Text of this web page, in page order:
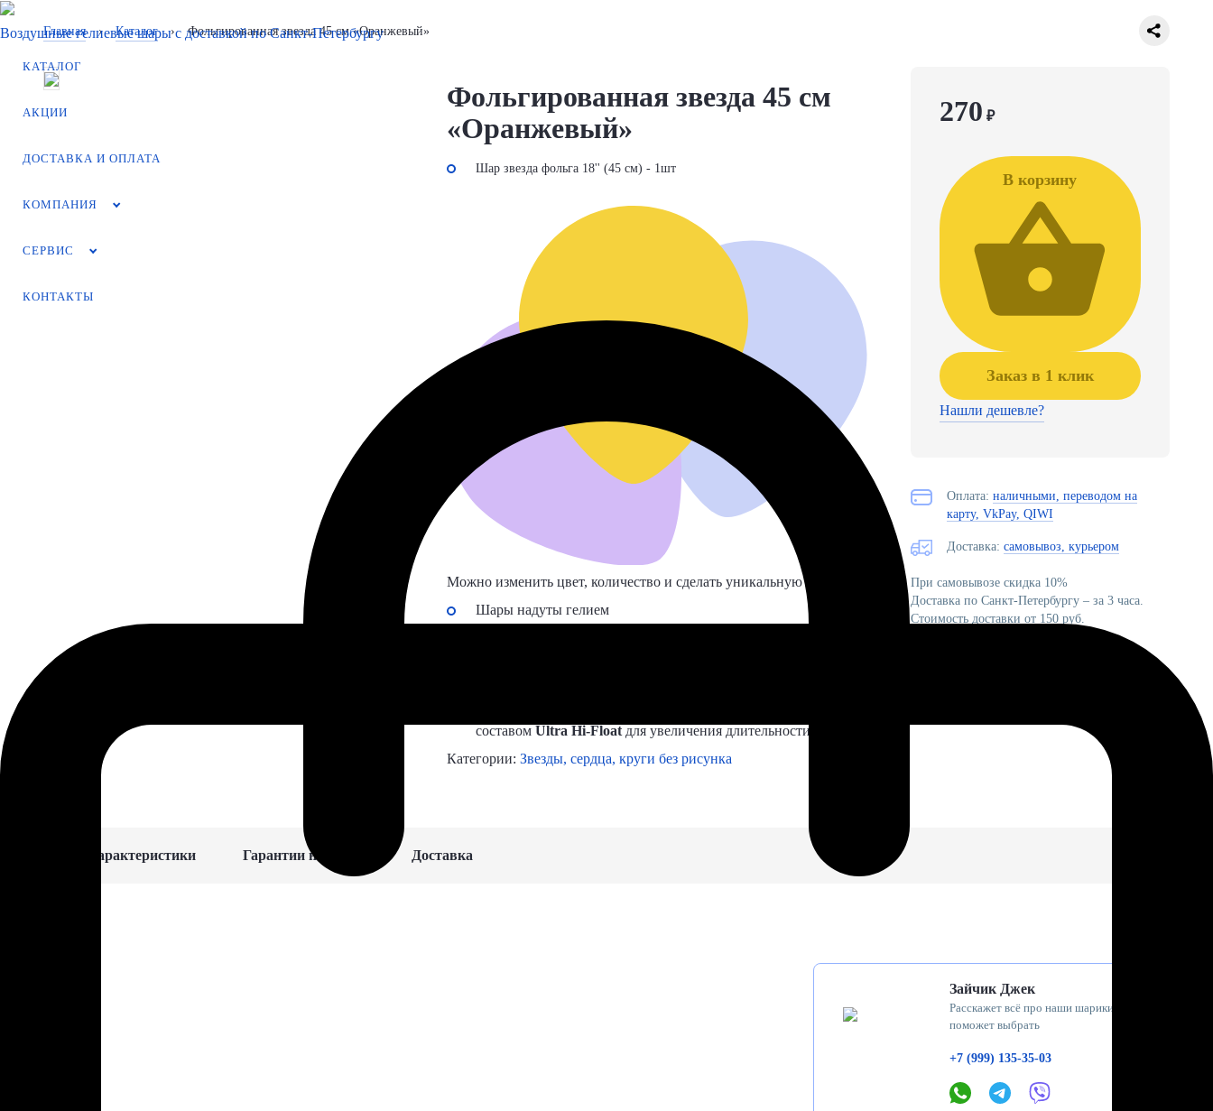
Воздушные гелиевые шары с доставкой поСанкт-Петербургу
КАТАЛОГ
АКЦИИ
ДОСТАВКА И ОПЛАТА
КОМПАНИЯ
СЕРВИС
КОНТАКТЫ
Главная › Каталог › Фольгированная звезда 45 см «Оранжевый»
Фольгированная звезда 45 см
«Оранжевый»
Шар звезда фольга 18'' (45 см) - 1шт
Можно изменить цвет, количество и сделать уникальную надпись
Шары надуты гелием
составомUltra Hi-Float для увеличения длительности полёта
Категории:Звезды, сердца, круги без рисунка
270 ₽
Заказ в 1 клик
Нашли дешевле?
Оплата: наличными, переводом на
карту, VkPay, QIWI
Доставка: самовывоз, курьером
При самовывозе скидка 10%
Доставка по Санкт-Петербургу – за 3 часа.
Стоимость доставки от 150 руб.
Характеристики Гарантии на полёт Доставка
Зайчик Джек
Расскажет всё про наши шарики и
поможет выбрать
+7 (999) 135-35-03